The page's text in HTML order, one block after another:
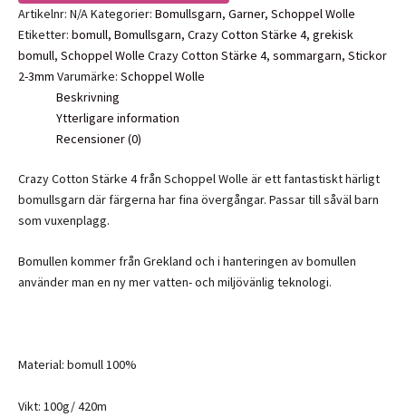
Stärke
4
mängd
Artikelnr: N/AKategorier: Bomullsgarn, Garner, Schoppel Wolle
Etiketter: bomull, Bomullsgarn, Crazy Cotton Stärke 4, grekisk
bomull, Schoppel Wolle Crazy Cotton Stärke 4, sommargarn, Stickor
2-3mm Varumärke: Schoppel Wolle
Beskrivning
Ytterligare information
Recensioner (0)
Crazy Cotton Stärke 4 från Schoppel Wolle är ett fantastiskt härligt
bomullsgarn där färgerna har fina övergångar. Passar till såväl barn
som vuxenplagg.
Bomullen kommer från Grekland och i hanteringen av bomullen
använder man en ny mer vatten- och miljövänlig teknologi.
Material: bomull 100%
Vikt: 100g/ 420m